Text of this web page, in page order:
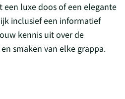
een luxe doos of een elegante
inclusief een informatief
kennis uit over de
smaken van elke grappa.